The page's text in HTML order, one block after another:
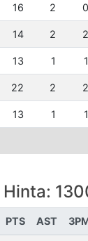
16 2 0
14 2 2
13 1 1
22 2 2
13 1 1
PTS AST